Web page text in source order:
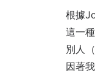
根據
這一
別人
因著